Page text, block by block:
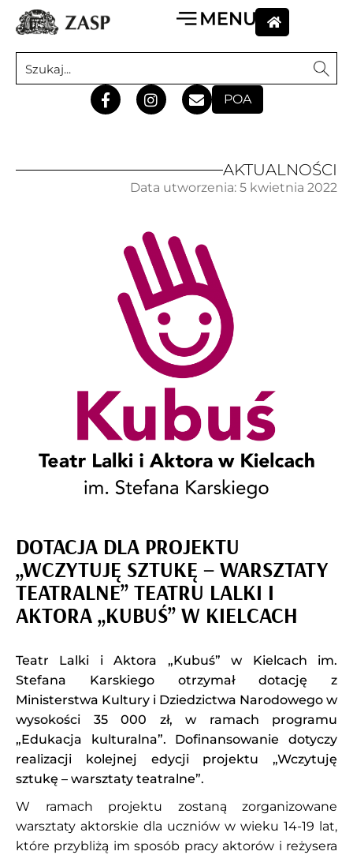
POA
AKTUALNOŚCI
DOTACJA DLA PROJEKTU
„WCZYTUJĘ SZTUKĘ – WARSZTATY
TEATRALNE” TEATRU LALKI I
AKTORA „KUBUŚ” W KIELCACH
Teatr Lalki i Aktora „Kubuś” w Kielcach im.
Stefana Karskiego otrzymał dotację z
Ministerstwa Kultury i Dziedzictwa Narodowego w
wysokości 35 000 zł, w ramach programu
„Edukacja kulturalna”. Dofinansowanie dotyczy
realizacji kolejnej edycji projektu „Wczytuję
sztukę – warsztaty teatralne”.
W ramach projektu zostaną zorganizowane
warsztaty aktorskie dla uczniów w wieku 14-19 lat,
które przybliżą im sposób pracy aktorów i reżysera
Data utworzenia: 5 kwietnia 2022